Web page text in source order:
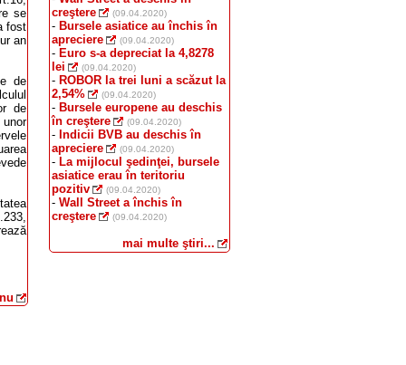
se
fost
an
de
de
creştere
(09.04.2020)
- Bursele asiatice au închis în
apreciere
(09.04.2020)
- Euro s-a depreciat la 4,8278
lei
(09.04.2020)
- ROBOR la trei luni a scăzut la
2,54%
(09.04.2020)
- Bursele europene au deschis
în creştere
(09.04.2020)
- Indicii BVB au deschis în
apreciere
(09.04.2020)
- La mijlocul şedinţei, bursele
asiatice erau în teritoriu
pozitiv
(09.04.2020)
- Wall Street a închis în
creştere
(09.04.2020)
mai multe ştiri...